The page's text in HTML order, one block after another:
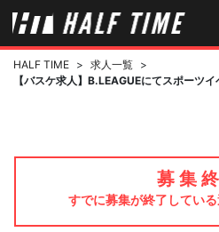
HALF TIME > 求人一覧 >
【バスケ求人】B.LEAGUEにてスポーツ
募 集
すでに募集が終了してい